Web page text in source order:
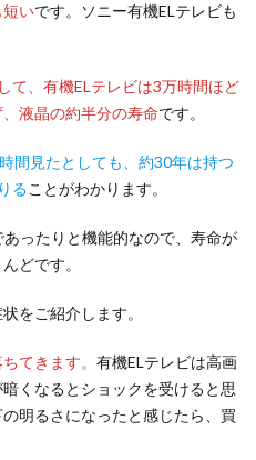
短いです。ソニー有機ELテレビも
て、有機ELテレビは3万時間ほど
液晶の約半分の寿命です。
間見たとしても、約30年は持つ
ることがわかります。
ったりと機能的なので、寿命が
どです。
をご紹介します。
てきます。 有機ELテレビは高画
くなるとショックを受けると思
明るさになったと感じたら、買